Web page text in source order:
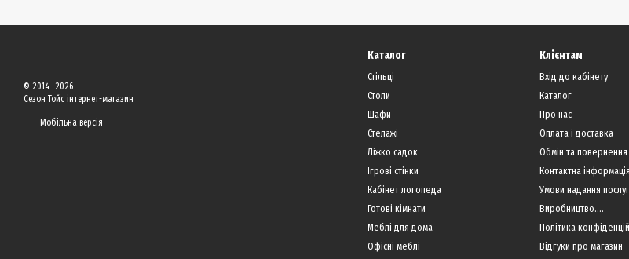
© 2014—2026
Сезон Тойс інтернет-магазин
Мобільна версія
Каталог
Стільці
Столи
Шафи
Стелажі
Ліжко садок
Ігрові стінки
Кабінет логопеда
Готові кімнати
Меблі для дома
Офісні меблі
Клієнтам
Вхід до кабінету
Каталог
Про нас
Оплата і доставка
Обмін та повернення
Контактна інформація
Умови надання послуг
Виробництво....
Політика
Відгуки про магазин